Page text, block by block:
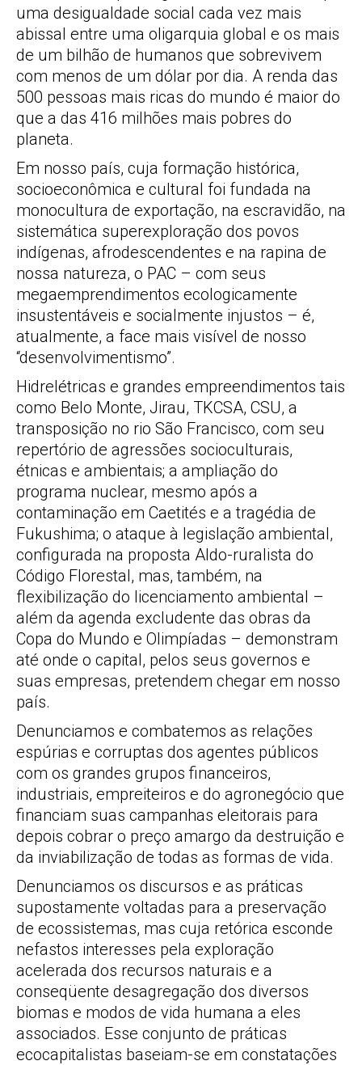
uma desigualdade social cada vez mais
abissal entre uma oligarquia global e os mais
de um bilhão de humanos que sobrevivem
com menos de um dólar por dia. A renda das
500 pessoas mais ricas do mundo é maior do
que a das 416 milhões mais pobres do
planeta.
Em nosso país, cuja formação histórica,
socioeconômica e cultural foi fundada na
monocultura de exportação, na escravidão, na
sistemática superexploração dos povos
indígenas, afrodescendentes e na rapina de
nossa natureza, o PAC – com seus
megaemprendimentos ecologicamente
insustentáveis e socialmente injustos – é,
atualmente, a face mais visível de nosso
“desenvolvimentismo”.
Hidrelétricas e grandes empreendimentos tais
como Belo Monte, Jirau, TKCSA, CSU, a
transposição no rio São Francisco, com seu
repertório de agressões socioculturais,
étnicas e ambientais; a ampliação do
programa nuclear, mesmo após a
contaminação em Caetités e a tragédia de
Fukushima; o ataque à legislação ambiental,
configurada na proposta Aldo-ruralista do
Código Florestal, mas, também, na
flexibilização do licenciamento ambiental –
além da agenda excludente das obras da
Copa do Mundo e Olimpíadas – demonstram
até onde o capital, pelos seus governos e
suas empresas, pretendem chegar em nosso
país.
Denunciamos e combatemos as relações
espúrias e corruptas dos agentes públicos
com os grandes grupos financeiros,
industriais, empreiteiros e do agronegócio que
financiam suas campanhas eleitorais para
depois cobrar o preço amargo da destruição e
da inviabilização de todas as formas de vida.
Denunciamos os discursos e as práticas
supostamente voltadas para a preservação
de ecossistemas, mas cuja retórica esconde
nefastos interesses pela exploração
acelerada dos recursos naturais e a
conseqüente desagregação dos diversos
biomas e modos de vida humana a eles
associados. Esse conjunto de práticas
ecocapitalistas baseiam-se em constatações